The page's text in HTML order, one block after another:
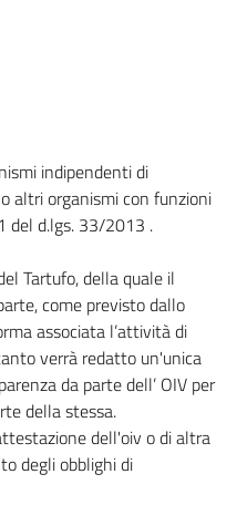
indipendenti di
altri organismi con funzioni
del d.lgs. 33/2013 .
Tartufo, della quale il
come previsto dallo
associata l’attività di
verrà redatto un'unica
da parte dell’ OIV per
della stessa.
dell'oiv o di altra
degli obblighi di